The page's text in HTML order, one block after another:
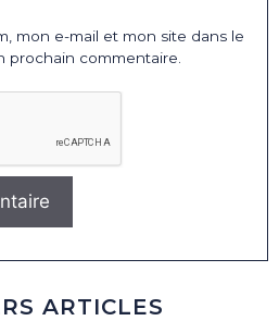
mon e-mail et mon site dans le
prochain commentaire.
ARTICLES